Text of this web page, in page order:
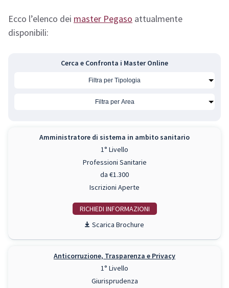
Ecco l’elenco dei master Pegaso attualmente
disponibili:
Cerca e Confronta i Master Online
Amministratore di sistema in ambito sanitario
1° Livello
Professioni Sanitarie
da €1.300
Iscrizioni Aperte
RICHIEDI INFO
Scarica Brochure
Anticorruzione, Trasparenza e Privacy
1° Livello
Giurisprudenza